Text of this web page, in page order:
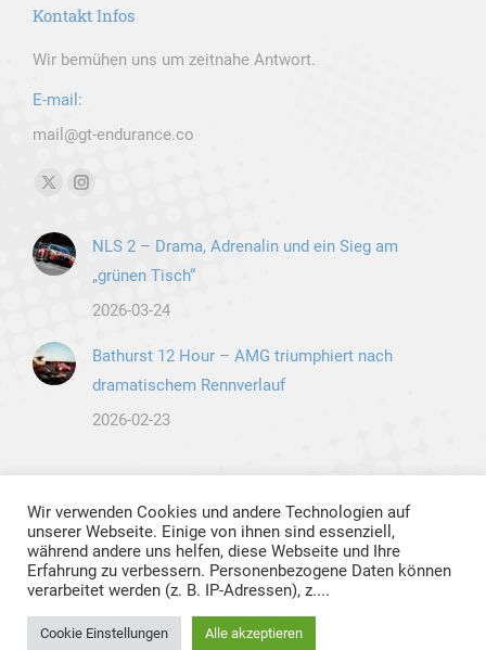
Kontakt Infos
Wir bemühen uns um zeitnahe Antwort.
E-mail:
mail@gt-endurance.co
Finden Sie uns auf:
X
opens
in
Instagram
opens
in
new
NLS 2 – Drama, Adrenalin und ein Sieg am
„grünen Tisch“
2026-03-24
Bathurst 12 Hour – AMG triumphiert nach
dramatischem Rennverlauf
2026-02-23
Präzise auf den Punkt informiert
Wir verwenden Cookies und andere Technologien auf
unserer Webseite. Einige von ihnen sind essenziell,
während andere uns helfen, diese Webseite und Ihre
Erfahrung zu verbessern. Personenbezogene Daten können
verarbeitet werden (z. B. IP-Adressen), z....
Cookie Einstellungen Alle akzeptieren